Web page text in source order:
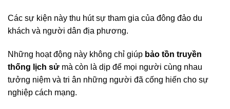
Các sự kiện này thu hút sự tham gia của đông đảo du
khách và người dân địa phương.
Những hoạt động này không chỉ giúp bảo tồn truyền
thống lịch sử mà còn là dịp để mọi người cùng nhau
tưởng niệm và tri ân những người đã cống hiến cho sự
nghiệp cách mạng.